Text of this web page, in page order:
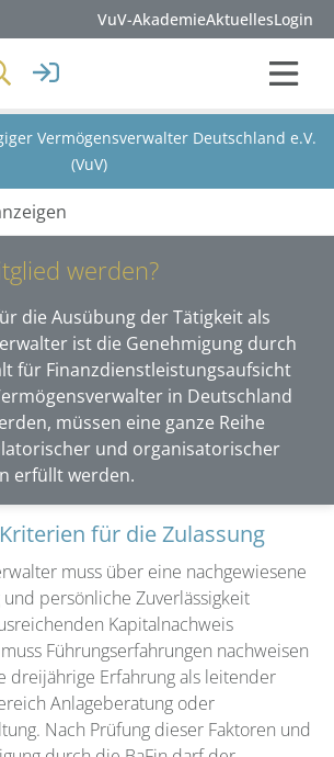
VuV-AkademieAktuellesLogin
Vermögensverwalter Deutschland e.V.
(VuV)
werden?
die Ausübung der Tätigkeit als
ist die Genehmigung durch
für Finanzdienstleistungsaufsicht
in Deutschland
müssen eine ganze Reihe
und organisatorischer
erfüllt werden.
für die Zulassung
muss über eine nachgewiesene
persönliche Zuverlässigkeit
Kapitalnachweis
Führungserfahrungen nachweisen
dreijährige Erfahrung als leitender
Anlageberatung oder
Nach Prüfung dieser Faktoren und